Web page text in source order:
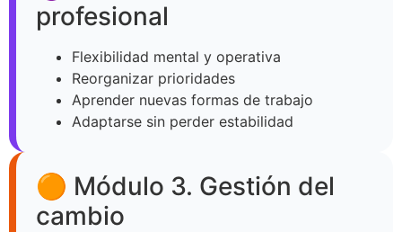
profesional
Flexibilidad mental y operativa
Reorganizar prioridades
Aprender nuevas formas de trabajo
Adaptarse sin perder estabilidad
🟠 Módulo 3. Gestión del
cambio